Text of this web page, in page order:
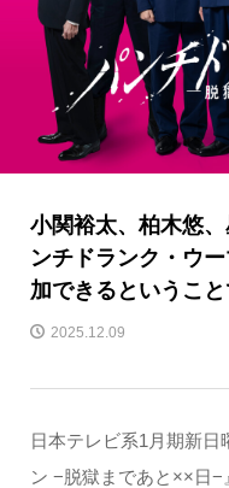
小関裕太、柏木悠
ンチドランク・ウ
加できるというこ
2025.12.09
日本テレビ系1月期新
ン −脱獄まであと××日−